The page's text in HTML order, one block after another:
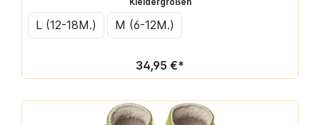
L (12-18M.) M (6-12M.)
34,95 €*